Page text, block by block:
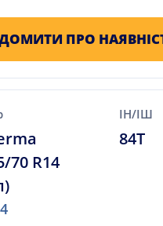
ПРО
70 R14
ІН/ІШ
84T